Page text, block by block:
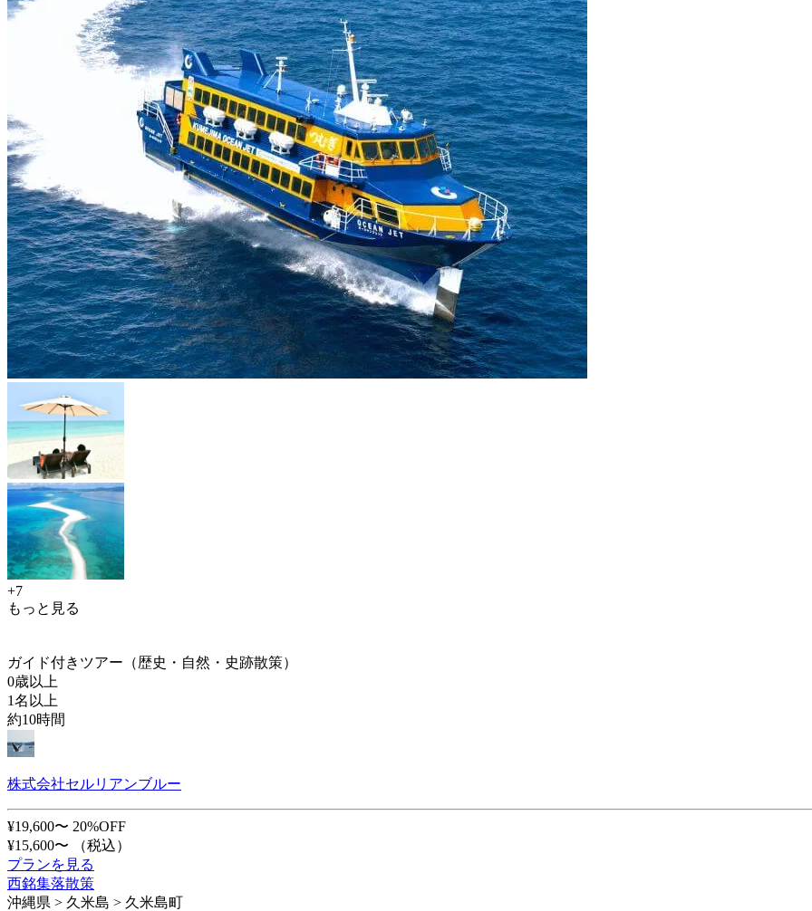
+7
もっと見る
ガイド付きツアー（歴史・自然・史跡散策）
0歳以上
1名以上
約10時間
株式会社セルリアンブルー
¥19,600〜 20%OFF
¥15,600〜
（税込）
プランを見る
西銘集落散策
沖縄県 > 久米島 > 久米島町